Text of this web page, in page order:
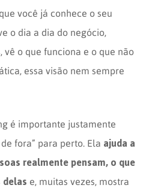
você já conhece o seu
o dia a dia do negócio,
vê o que funciona e o que não
essa visão nem sempre
é importante justamente
fora” para perto. Ela ajuda a
realmente pensam, o que
delas e, muitas vezes, mostra